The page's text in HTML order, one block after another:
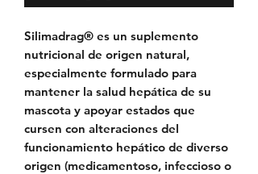
Silimadrag® es un suplemento
nutricional de origen natural,
especialmente formulado para
mantener la salud hepática de su
mascota y apoyar estados que
cursen con alteraciones del
funcionamiento hepático de diverso
origen (medicamentoso, infeccioso o